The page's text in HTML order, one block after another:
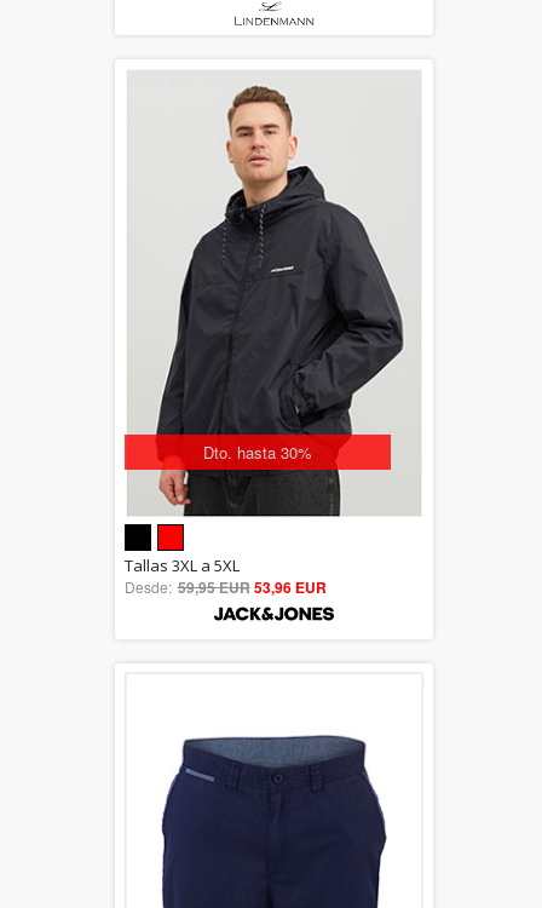
Dto. hasta 30%
5.00
out of 5
Tallas 3XL a 5XL
Desde: 59,95 EUR53,96 EUR